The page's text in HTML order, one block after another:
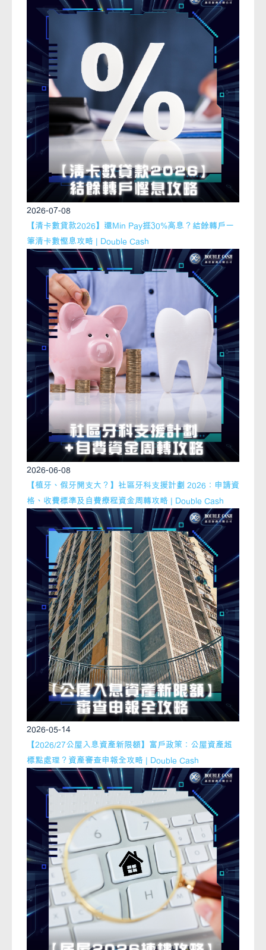
2026-07-08
【清卡數貸款2026】還Min Pay捱30%高息？結餘轉戶一
筆清卡數慳息攻略 | Double Cash
2026-06-08
【植牙、假牙開支大？】社區牙科支援計劃 2026：申請資
格、收費標準及自費療程資金周轉攻略 | Double Cash
2026-05-14
【2026/27公屋入息資產新限額】富戶政策：公屋資產超
標點處理？資產審查申報全攻略 | Double Cash